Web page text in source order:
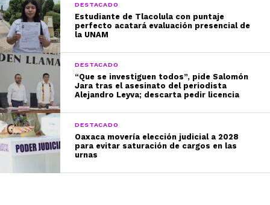
DESTACADO
Estudiante de Tlacolula con puntaje
perfecto acatará evaluación presencial de
la UNAM
DESTACADO
“Que se investiguen todos”, pide Salomón
Jara tras el asesinato del periodista
Alejandro Leyva; descarta pedir licencia
DESTACADO
Oaxaca movería elección judicial a 2028
para evitar saturación de cargos en las
urnas